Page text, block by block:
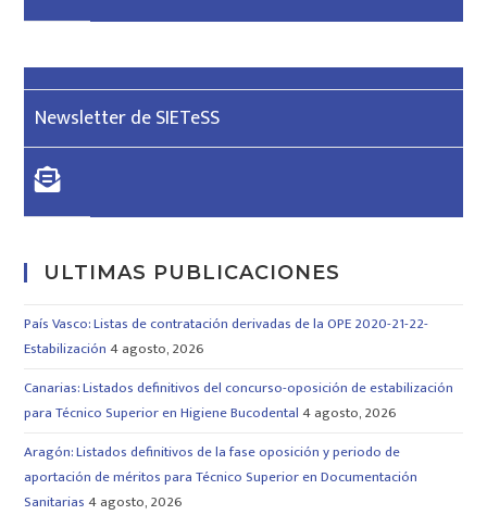
Newsletter de SIETeSS
ULTIMAS PUBLICACIONES
País Vasco: Listas de contratación derivadas de la OPE 2020-21-22-
Estabilización 4 agosto, 2026
Canarias: Listados definitivos del concurso-oposición de estabilización
para Técnico Superior en Higiene Bucodental 4 agosto, 2026
Aragón: Listados definitivos de la fase oposición y periodo de
aportación de méritos para Técnico Superior en Documentación
Sanitarias 4 agosto, 2026